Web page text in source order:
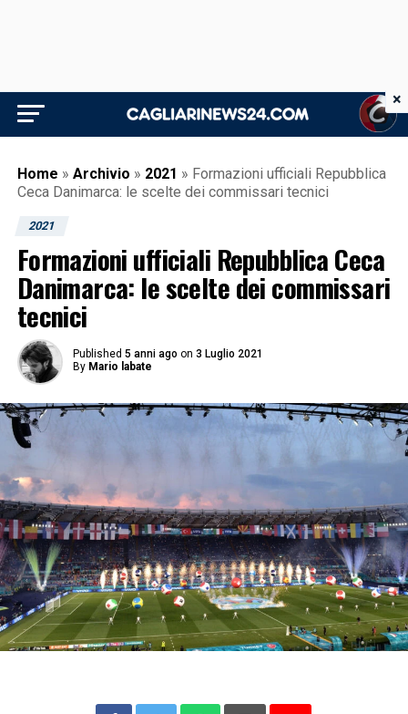
Home » Archivio » 2021 » Formazioni ufficiali Repubblica
Ceca Danimarca: le scelte dei commissari tecnici
2021
Formazioni ufficiali Repubblica Ceca
Danimarca: le scelte dei commissari
tecnici
Published 5 anni ago on 3 Luglio 2021
By Mario labate
×